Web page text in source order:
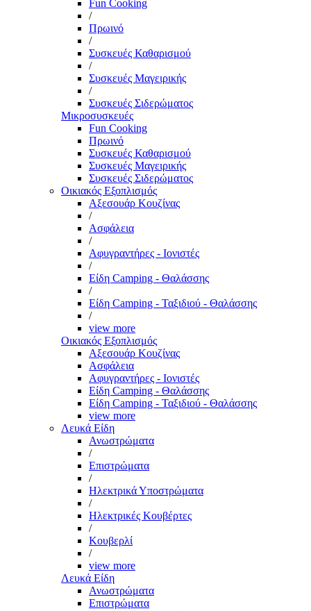
Fun Cooking
/
Πρωινό
/
Συσκευές Καθαρισμού
/
Συσκευές Μαγειρικής
/
Συσκευές Σιδερώματος
Μικροσυσκευές
Fun Cooking
Πρωινό
Συσκευές Καθαρισμού
Συσκευές Μαγειρικής
Συσκευές Σιδερώματος
Οικιακός Εξοπλισμός
Αξεσουάρ Κουζίνας
/
Ασφάλεια
/
Αφυγραντήρες - Ιονιστές
/
Είδη Camping - Θαλάσσης
/
Είδη Camping - Ταξιδιού - Θαλάσσης
/
view more
Οικιακός Εξοπλισμός
Αξεσουάρ Κουζίνας
Ασφάλεια
Αφυγραντήρες - Ιονιστές
Είδη Camping - Θαλάσσης
Είδη Camping - Ταξιδιού - Θαλάσσης
view more
Λευκά Είδη
Ανωστρώματα
/
Επιστρώματα
/
Ηλεκτρικά Υποστρώματα
/
Ηλεκτρικές Κουβέρτες
/
Κουβερλί
/
view more
Λευκά Είδη
Ανωστρώματα
Επιστρώματα